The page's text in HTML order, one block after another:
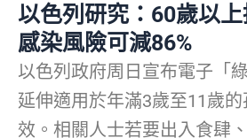
以色列研究：60歲以上
感染風險可減86%
以色列政府周日宣布電子「
延伸適用於年滿3歲至11歲
效。相關人士若要出入食肆